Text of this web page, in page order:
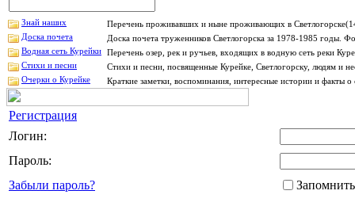
Знай наших
Перечень проживавших и ныне проживающих в
Доска почета
Доска почета труженников Светлогорска за 1978-1985 годы.
Водная сеть Курейки Перечень озер, рек и ручьев, входящих в водную сеть реки
Стихи и песни
Стихи и песни, посвященные Курейке, Светлогорску, людям и
Очерки о Курейке
Краткие заметки, воспоминания, интересные истории и факты
Регистрация
Логин:
Пароль:
Забыли пароль?